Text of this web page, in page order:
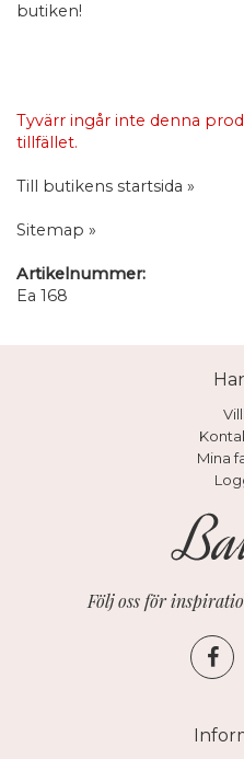
butiken!
Tyvärr ingår inte denna
tillfället.
Till butikens startsida »
Sitemap »
Artikelnummer:
Ea 168
Mina
Följ oss för